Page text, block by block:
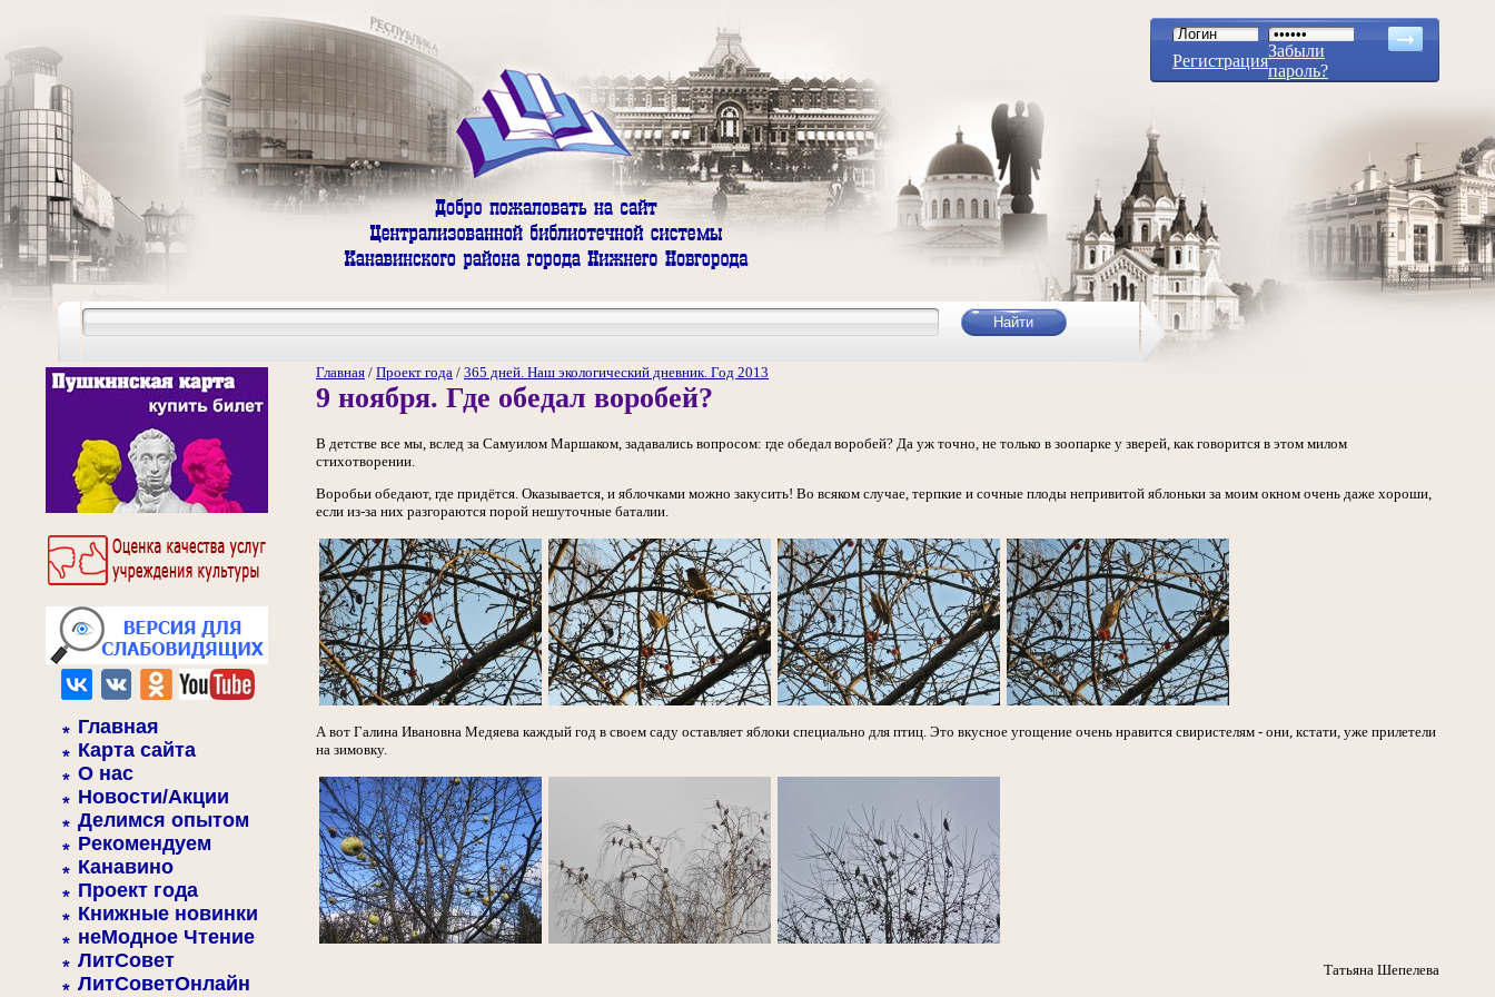
Регистрация
Забыли
пароль?
Главная
Карта сайта
О нас
Новости/Акции
Делимся опытом
Рекомендуем
Канавино
Проект года
Книжные новинки
неМодное Чтение
ЛитСовет
ЛитСоветОнлайн
Главная / Проект года / 365 дней. Наш экологический дневник. Год 2013
9 ноября. Где обедал воробей?
В детстве все мы, вслед за Самуилом Маршаком, задавались вопросом: где обедал воробей? Да уж точно, не только в зоопарке у зверей, как говорится в этом милом
стихотворении.
Воробьи обедают, где придётся. Оказывается, и яблочками можно закусить! Во всяком случае, терпкие и сочные плоды непривитой яблоньки за моим окном очень даже хороши,
если из-за них разгораются порой нешуточные баталии.
А вот Галина Ивановна Медяева каждый год в своем саду оставляет яблоки специально для птиц. Это вкусное угощение очень нравится свиристелям - они, кстати, уже прилетели
на зимовку.
Татьяна Шепелева